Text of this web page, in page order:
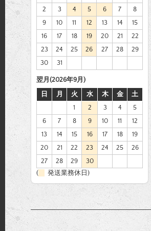
2
3 4 5 6 7
8
9
10 11 12 13 14
15
16
17 18 19 20 21
22
23
24 25 26 27 28
29
30
31
翌月(2026年9月)
日
月 火 水 木 金
土
1
2 3 4
5
6
7 8 9 10 11
12
13
14 15 16 17 18
19
20
21 22 23 24 25
26
27
28 29
30
(
発送業務休日)